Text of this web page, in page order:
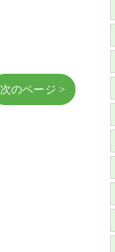
次のページ >